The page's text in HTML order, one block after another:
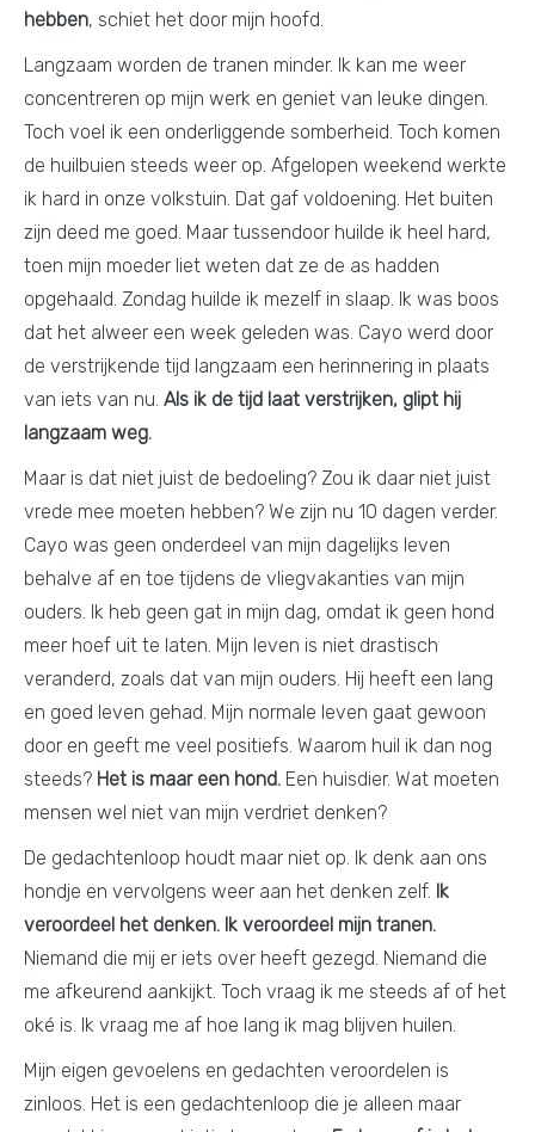
hebben, schiet het door mijn hoofd.
Langzaam worden de tranen minder. Ik kan me weer
concentreren op mijn werk en geniet van leuke dingen.
Toch voel ik een onderliggende somberheid. Toch komen
de huilbuien steeds weer op. Afgelopen weekend werkte
ik hard in onze volkstuin. Dat gaf voldoening. Het buiten
zijn deed me goed. Maar tussendoor huilde ik heel hard,
toen mijn moeder liet weten dat ze de as hadden
opgehaald. Zondag huilde ik mezelf in slaap. Ik was boos
dat het alweer een week geleden was. Cayo werd door
de verstrijkende tijd langzaam een herinnering in plaats
van iets van nu. Als ik de tijd laat verstrijken, glipt hij
langzaam weg.
Maar is dat niet juist de bedoeling? Zou ik daar niet juist
vrede mee moeten hebben? We zijn nu 10 dagen verder.
Cayo was geen onderdeel van mijn dagelijks leven
behalve af en toe tijdens de vliegvakanties van mijn
ouders. Ik heb geen gat in mijn dag, omdat ik geen hond
meer hoef uit te laten. Mijn leven is niet drastisch
veranderd, zoals dat van mijn ouders. Hij heeft een lang
en goed leven gehad. Mijn normale leven gaat gewoon
door en geeft me veel positiefs. Waarom huil ik dan nog
steeds? Het is maar een hond. Een huisdier. Wat moeten
mensen wel niet van mijn verdriet denken?
De gedachtenloop houdt maar niet op. Ik denk aan ons
hondje en vervolgens weer aan het denken zelf. Ik
veroordeel het denken. Ik veroordeel mijn tranen.
Niemand die mij er iets over heeft gezegd. Niemand die
me afkeurend aankijkt. Toch vraag ik me steeds af of het
oké is. Ik vraag me af hoe lang ik mag blijven huilen.
Mijn eigen gevoelens en gedachten veroordelen is
zinloos. Het is een gedachtenloop die je alleen maar